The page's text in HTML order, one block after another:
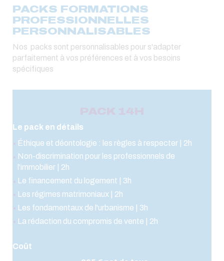
PACKS FORMATIONS
PROFESSIONNELLES
PERSONNALISABLES
Nos packs sont personnalisables pour s'adapter
parfaitement à vos préférences et à vos besoins
spécifiques
Le pack en détails
Éthique et déontologie : les règles à respecter | 2h
Non-discrimination pour les professionnels de
l'immobilier | 2h
Le financement du logement | 3h
Les régimes matrimoniaux | 2h
Les fondamentaux de l'urbanisme | 3h
La rédaction du compromis de vente | 2h
Coût